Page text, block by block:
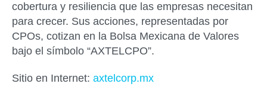
cobertura y resiliencia que las empresas necesitan
para crecer. Sus acciones, representadas por
CPOs, cotizan en la Bolsa Mexicana de Valores
bajo el símbolo “AXTELCPO”.
Sitio en Internet: axtelcorp.mx